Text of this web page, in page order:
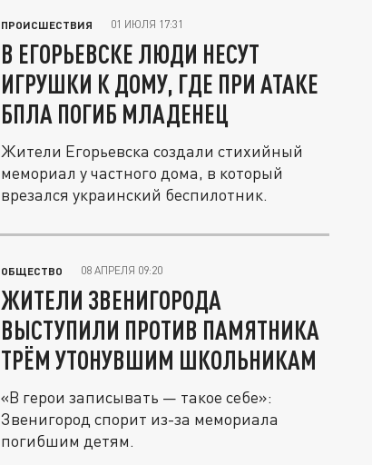
ПРОИСШЕСТВИЯ 01 ИЮЛЯ 17:31
В ЕГОРЬЕВСКЕ ЛЮДИ НЕСУТ
ИГРУШКИ К ДОМУ, ГДЕ ПРИ АТАКЕ
БПЛА ПОГИБ МЛАДЕНЕЦ
Жители Егорьевска создали стихийный
мемориал у частного дома, в который
врезался украинский беспилотник.
ОБЩЕСТВО 08 АПРЕЛЯ 09:20
ЖИТЕЛИ ЗВЕНИГОРОДА
ВЫСТУПИЛИ ПРОТИВ ПАМЯТНИКА
ТРЁМ УТОНУВШИМ ШКОЛЬНИКАМ
«В герои записывать — такое себе»:
Звенигород спорит из-за мемориала
погибшим детям.